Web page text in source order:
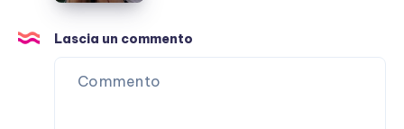
punto
sulla
Lascia un commento